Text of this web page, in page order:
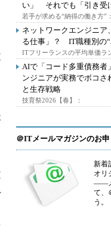
い」 それでも「引き受
若手が求める“納得の働き方”：
ネットワークエンジニア
る仕事」？ IT職種別の“
ITフリーランスの平均単価ラ
AIで「コード多重債務
ンジニアが実務でボコさ
と生存戦略
技育祭2026【春】：
＠ITメールマガジンのお
新着
オリ
――
て、
う。